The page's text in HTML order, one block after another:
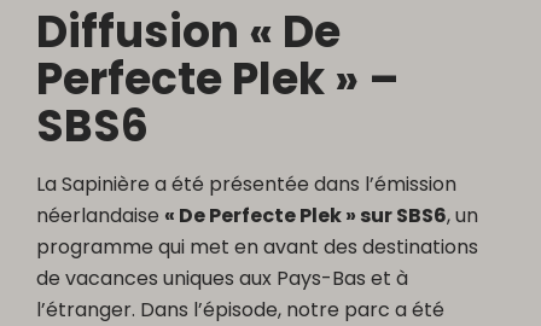
Diffusion « De
Perfecte Plek » –
SBS6
La Sapinière a été présentée dans l’émission
néerlandaise « De Perfecte Plek » sur SBS6, un
programme qui met en avant des destinations
de vacances uniques aux Pays-Bas et à
l’étranger. Dans l’épisode, notre parc a été